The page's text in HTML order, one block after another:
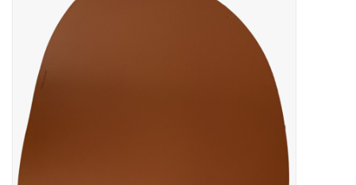
Ontwerp op maat
BIG SALE , GRAB YOUR
CHANCE
LIMITED EXCLUSIVES
Wandplanken / Shelves